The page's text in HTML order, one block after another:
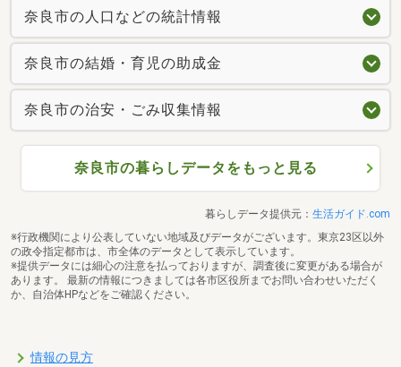
奈良市の人口などの統計情報
奈良市の結婚・育児の助成金
奈良市の治安・ごみ収集情報
奈良市の暮らしデータをもっと見る
暮らしデータ提供元： 生活ガイド.com
※行政機関により公表していない地域及びデータがございます。東京23区以外
の政令指定都市は、市全体のデータとして表示しています。
※提供データには細心の注意を払っておりますが、調査後に変更がある場合が
あります。 最新の情報につきましては各市区役所までお問い合わせいただく
か、自治体HPなどをご確認ください。
情報の見方